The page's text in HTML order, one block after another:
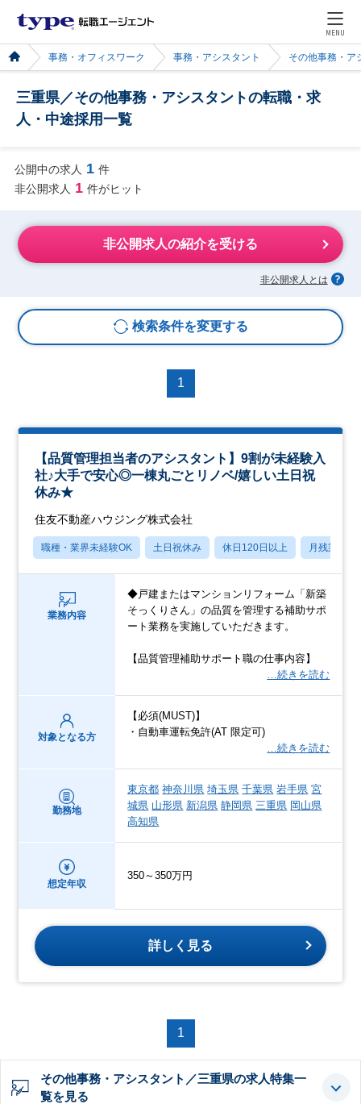
MENU
事務・オフィスワーク 事務・アシスタント その他事務・ア
三重県／その他事務・アシスタントの転職・求
人・中途採用一覧
公開中の求人 1 件
非公開求人 1 件がヒット
非公開求人の紹介を受ける
非公開求人とは
検索条件を変更する
1
【品質管理担当者のアシスタント】9割が未経験入
社♪大手で安心◎一棟丸ごとリノベ/嬉しい土日祝
休み★
住友不動産ハウジング株式会社
職種・業界未経験OK 土日祝休み 休日120日以上 月残業20
業務内容
◆戸建またはマンションリフォーム「新築
そっくりさん」の品質を管理する補助サポ
ート業務を実施していただきます。
【品質管理補助サポート職の仕事内容】
…続きを読む
対象となる方
【必須(MUST)】
・自動車運転免許(AT 限定可)
…続きを読む
勤務地
東京都 神奈川県 埼玉県 千葉県 岩手県 宮
城県 山形県 新潟県 静岡県 三重県 岡山県
高知県
想定年収
350～350万円
詳しく見る
1
その他事務・アシスタント／三重県の求人特集一
覧を見る